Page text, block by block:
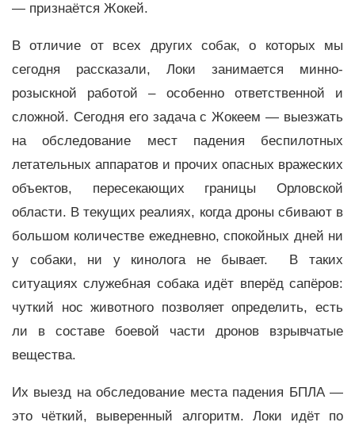
— признаётся Жокей.
В отличие от всех других собак, о которых мы
сегодня рассказали, Локи занимается минно-
розыскной работой – особенно ответственной и
сложной. Сегодня его задача с Жокеем — выезжать
на обследование мест падения беспилотных
летательных аппаратов и прочих опасных вражеских
объектов, пересекающих границы Орловской
области. В текущих реалиях, когда дроны сбивают в
большом количестве ежедневно, спокойных дней ни
у собаки, ни у кинолога не бывает. В таких
ситуациях служебная собака идёт вперёд сапёров:
чуткий нос животного позволяет определить, есть
ли в составе боевой части дронов взрывчатые
вещества.
Их выезд на обследование места падения БПЛА —
это чёткий, выверенный алгоритм. Локи идёт по